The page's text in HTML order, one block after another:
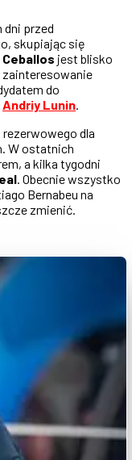
dni przed
skupiając się
Ceballos jest blisko
zainteresowanie
do
Andriy Lunin.
dla
W ostatnich
a kilka tygodni
. Obecnie wszystko
Bernabeu na
zmienić.